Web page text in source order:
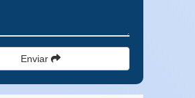
Enviar